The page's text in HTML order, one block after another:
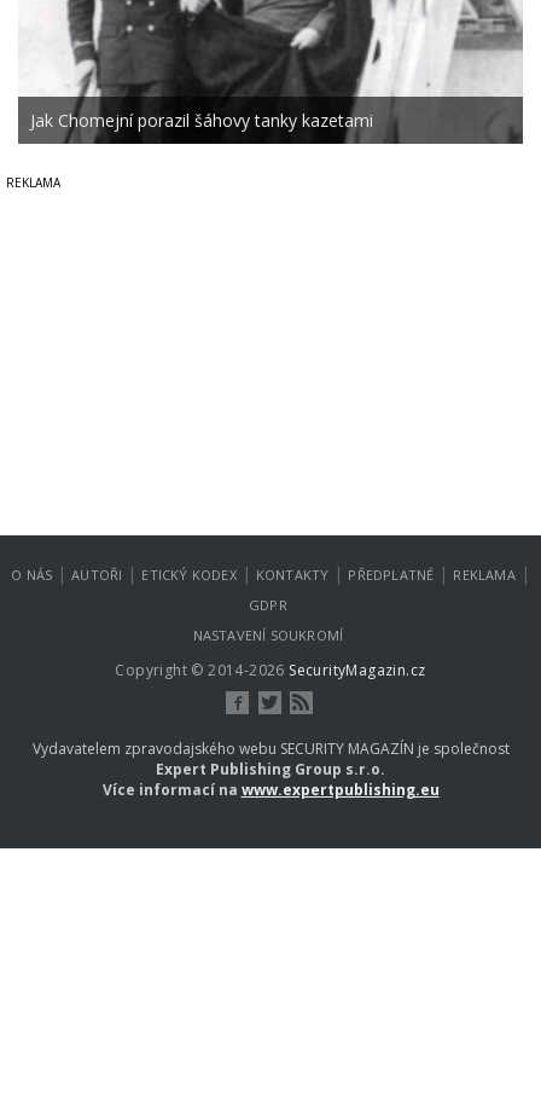
Jak Chomejní porazil šáhovy tanky kazetami
Copyright © 2014-2026 SecurityMagazin.cz
O NÁS | AUTOŘI | ETICKÝ KODEX | KONTAKTY | PŘEDPLATNÉ | REKLAMA |
GDPR
NASTAVENÍ SOUKROMÍ
Vydavatelem zpravodajského webu SECURITY MAGAZÍN je společnost
Expert Publishing Group s.r.o.
Více informací na www.expertpublishing.eu